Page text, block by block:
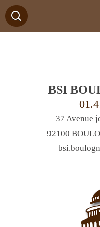
BSI
37 Avenue
92100